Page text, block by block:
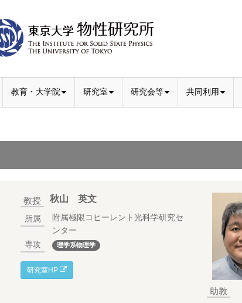
教育・大学院 研究室 研究会等 共同利用
教授 秋山 英文
所属
附属極限コヒーレント光科学研究セ
ンター
専攻
理学系物理学
研究室HP
助教